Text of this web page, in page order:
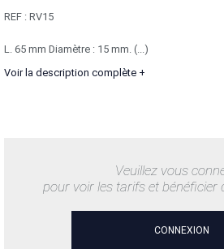
REF : RV15
L. 65 mm Diamètre : 15 mm. (...)
Voir la description complète +
Veuillez vous
pour voir les tarifs et bénéficier
CONNEXION